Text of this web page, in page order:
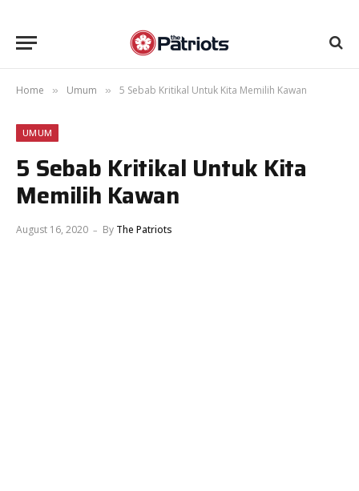
Home » Umum » 5 Sebab Kritikal Untuk Kita Memilih Kawan
UMUM
5 Sebab Kritikal Untuk Kita
Memilih Kawan
August 16, 2020 By The Patriots